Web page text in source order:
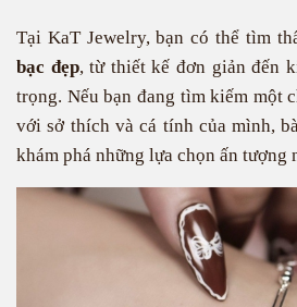
Tại KaT Jewelry, bạn có thể tìm
bạc đẹp, từ thiết kế đơn giản đến
trọng. Nếu bạn đang tìm kiếm một
với sở thích và cá tính của mình,
khám phá những lựa chọn ấn tượng